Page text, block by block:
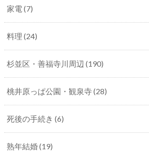
家電 (7)
料理 (24)
杉並区・善福寺川周辺 (190)
桃井原っぱ公園・観泉寺(28)
死後の手続き (6)
熟年結婚(19)